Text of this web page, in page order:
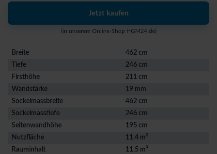
Jetzt kaufen
(in unserem Online-Shop HGM24.de)
Breite
462 cm
Tiefe
246 cm
Firsthöhe
211 cm
Wandstärke
19 mm
Sockelmassbreite
462 cm
Sockelmasstiefe
246 cm
Seitenwandhöhe
195 cm
Nutzfläche
11.4 m²
Rauminhalt
11.5 m³